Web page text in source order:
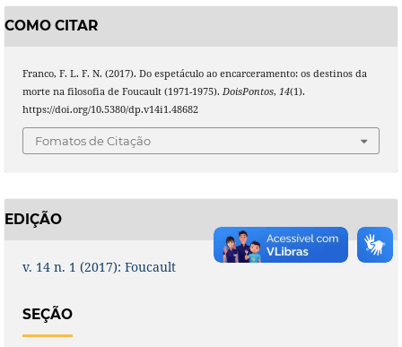
COMO CITAR
Franco, F. L. F. N. (2017). Do espetáculo ao encarceramento: os destinos da
morte na filosofia de Foucault (1971-1975). DoisPontos, 14(1).
https://doi.org/10.5380/dp.v14i1.48682
Fomatos de Citação
EDIÇÃO
v. 14 n. 1 (2017): Foucault
SEÇÃO